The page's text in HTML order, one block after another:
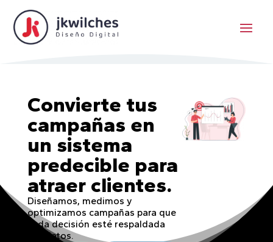
Convierte tus
campañas en
un sistema
predecible para
atraer clientes.
Diseñamos, medimos y
optimizamos campañas para que
cada decisión esté respaldada
por datos.